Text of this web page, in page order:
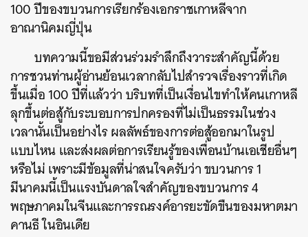
100 ปีของขบวนการเรียกร้องเอกราชเกาหลีจาก
อาณานิคมญี่ปุ่น
บทความนี้ขอมีส่วนร่วมรำลึกถึงวาระสำคัญนี้ด้วย
การชวนท่านผู้อ่านย้อนเวลากลับไปสำรวจเรื่องราวที่เกิด
ขึ้นเมื่อ 100 ปีที่แล้วว่า บริบทที่เป็นเงื่อนไขทำให้คนเกาหลี
ลุกขึ้นต่อสู้กับระบอบการปกครองที่ไม่เป็นธรรมในช่วง
เวลานั้นเป็นอย่างไร ผลลัพธ์ของการต่อสู้ออกมาในรูป
แบบไหน และส่งผลต่อการเรียนรู้ของเพื่อนบ้านเอเชียอื่นๆ
หรือไม่ เพราะมีข้อมูลที่น่าสนใจครับว่า ขบวนการ 1
มีนาคมนี้เป็นแรงบันดาลใจสำคัญของขบวนการ 4
พฤษภาคมในจีนและการรณรงค์อารยะขัดขืนของมหาตมา
คานธี ในอินเดีย